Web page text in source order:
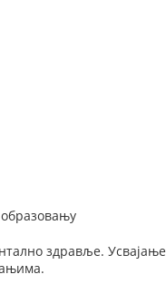
здравље. Усвајање